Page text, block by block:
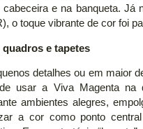
cabeceira e na banqueta. Já
o toque vibrante de cor foi
e tapetes
detalhes ou em maior
usar a Viva Magenta na
ambientes alegres,
a cor como ponto